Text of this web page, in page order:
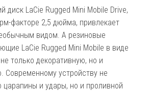
диск LaCie Rugged Mini Mobile Drive,
факторе 2,5 дюйма, привлекает
видом. А резиновые
LaCie Rugged Mini Mobile в виде
только декоративную, но и
Современному устройству не
царапины и удары, но и проливной